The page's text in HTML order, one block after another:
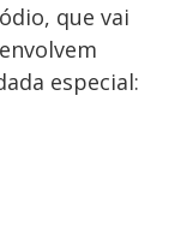
que vai
especial: